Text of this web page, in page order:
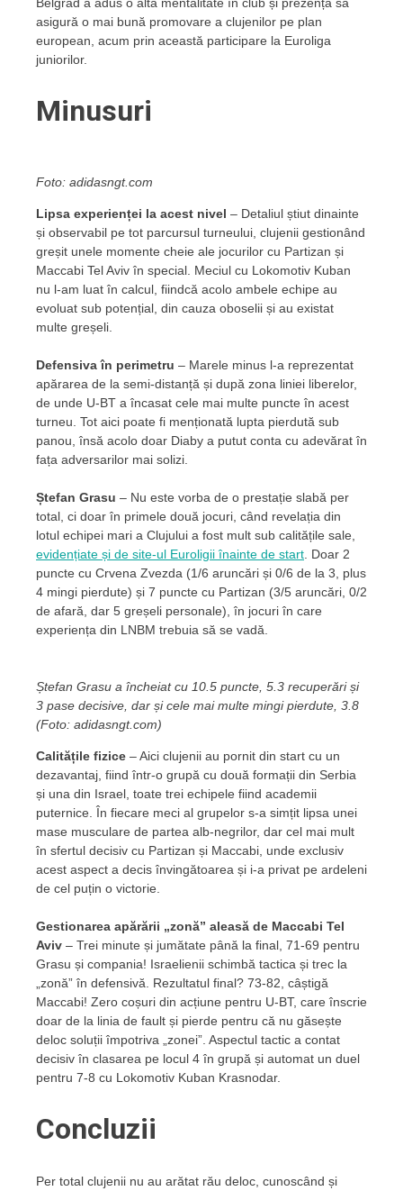
asigură o mai bună promovare a clujenilor pe plan
european, acum prin această participare la Euroliga
juniorilor.
Minusuri
Foto: adidasngt.com
Lipsa experienței la acest nivel – Detaliul știut dinainte
și observabil pe tot parcursul turneului, clujenii gestionând
greșit unele momente cheie ale jocurilor cu Partizan și
Maccabi Tel Aviv în special. Meciul cu Lokomotiv Kuban
nu l-am luat în calcul, fiindcă acolo ambele echipe au
evoluat sub potențial, din cauza oboselii și au existat
multe greșeli.
Defensiva în perimetru – Marele minus l-a reprezentat
apărarea de la semi-distanță și după zona liniei liberelor,
de unde U-BT a încasat cele mai multe puncte în acest
turneu. Tot aici poate fi menționată lupta pierdută sub
panou, însă acolo doar Diaby a putut conta cu adevărat în
fața adversarilor mai solizi.
Ștefan Grasu – Nu este vorba de o prestație slabă per
total, ci doar în primele două jocuri, când revelația din
lotul echipei mari a Clujului a fost mult sub calitățile sale,
evidențiate și de site-ul Euroligii înainte de start . Doar 2
puncte cu Crvena Zvezda (1/6 aruncări și 0/6 de la 3, plus
4 mingi pierdute) și 7 puncte cu Partizan (3/5 aruncări, 0/2
de afară, dar 5 greșeli personale), în jocuri în care
experiența din LNBM trebuia să se vadă.
Ștefan Grasu a încheiat cu 10.5 puncte, 5.3 recuperări și
3 pase decisive, dar și cele mai multe mingi pierdute, 3.8
(Foto: adidasngt.com)
Calitățile fizice – Aici clujenii au pornit din start cu un
dezavantaj, fiind într-o grupă cu două formații din Serbia
și una din Israel, toate trei echipele fiind academii
puternice. În fiecare meci al grupelor s-a simțit lipsa unei
mase musculare de partea alb-negrilor, dar cel mai mult
în sfertul decisiv cu Partizan și Maccabi, unde exclusiv
acest aspect a decis învingătoarea și i-a privat pe ardeleni
de cel puțin o victorie.
Gestionarea apărării „zonă” aleasă de Maccabi Tel
Aviv – Trei minute și jumătate până la final, 71-69 pentru
Grasu și compania! Israelienii schimbă tactica și trec la
„zonă” în defensivă. Rezultatul final? 73-82, câștigă
Maccabi! Zero coșuri din acțiune pentru U-BT, care înscrie
doar de la linia de fault și pierde pentru că nu găsește
deloc soluții împotriva „zonei”. Aspectul tactic a contat
decisiv în clasarea pe locul 4 în grupă și automat un duel
pentru 7-8 cu Lokomotiv Kuban Krasnodar.
Concluzii
Per total clujenii nu au arătat rău deloc, cunoscând și